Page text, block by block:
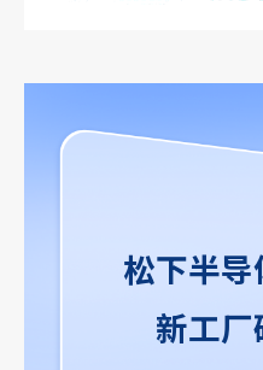
松下半
新工